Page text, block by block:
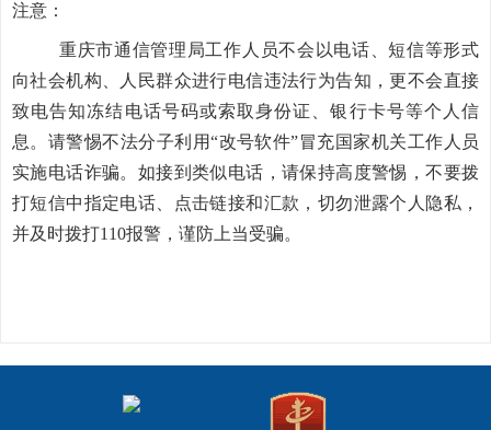
注意：
重庆市通信管理局工作人员不会以电话、短信等形式
向社会机构、人民群众进行电信违法行为告知，更不会直接
致电告知冻结电话号码或索取身份证、银行卡号等个人信
息。请警惕不法分子利用“改号软件”冒充国家机关工作人员
实施电话诈骗。 如接到类似电话，请保持高度警惕，不要拨
打短信中指定电话、点击链接和汇款，切勿泄露个人隐私，
并及时拨打110报警，谨防上当受骗。